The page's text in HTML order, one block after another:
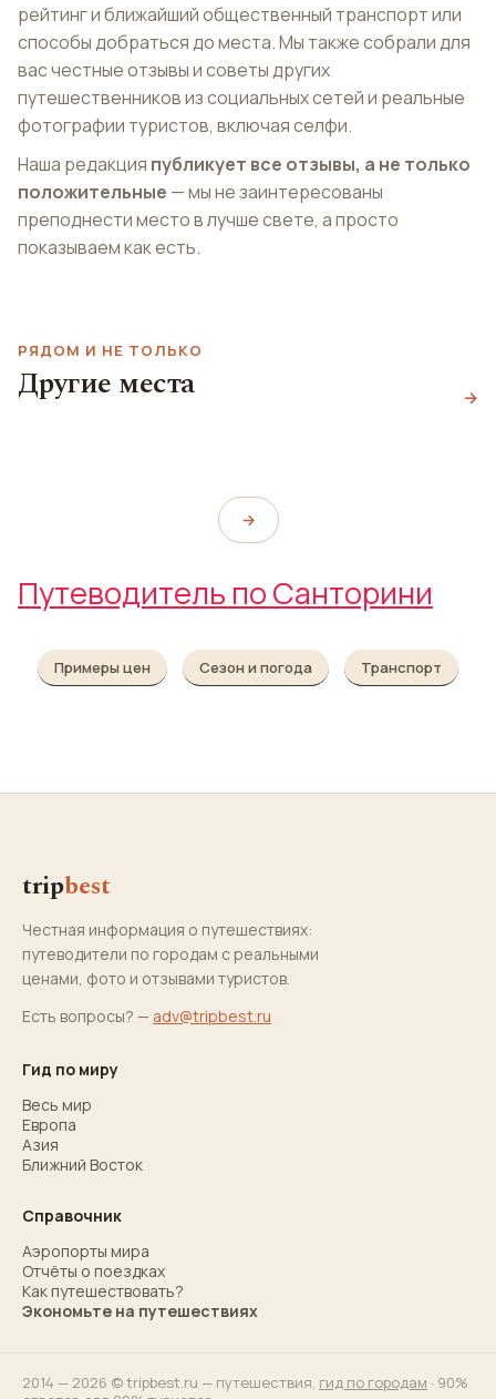
рейтинг и ближайший общественный транспорт или
способы добраться до места. Мы также собрали для
вас честные отзывы и советы других
путешественников из социальных сетей и реальные
фотографии туристов, включая селфи.
Наша редакция публикует все отзывы, а не только
положительные — мы не заинтересованы
преподнести место в лучше свете, а просто
показываем как есть.
РЯДОМ И НЕ ТОЛЬКО
Другие места →
Неа-Камени
→
Путеводитель по Санторини
Примеры цен Сезон и погода Транспорт
tripbest
Честная информация о путешествиях:
путеводители по городам с реальными
ценами, фото и отзывами туристов.
Есть вопросы? — adv@tripbest.ru
Гид по миру
Весь мир
Европа
Азия
Ближний Восток
Справочник
Аэропорты мира
Отчёты о поездках
Как путешествовать?
Экономьте на путешествиях
2014 — 2026 © tripbest.ru — путешествия, гид по городам · 90%